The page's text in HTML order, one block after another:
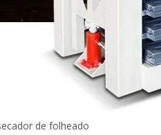
de folheado